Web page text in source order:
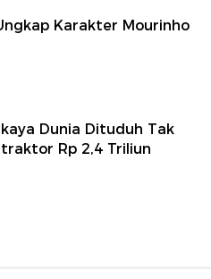
Karakter Mourinho
Dunia Dituduh Tak
Rp 2,4 Triliun